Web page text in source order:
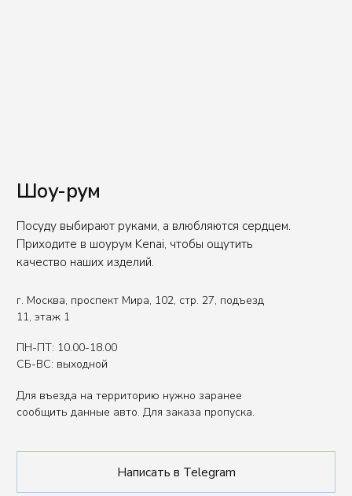
Вы представитель индустрии
ХОРЕКА/HoReCa?
Оставьте свои контакты, чтобы получить
специальные условия.
Политика обработки данных
Публичная оферта
Сделано в FIRSTOV